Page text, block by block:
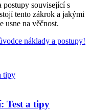
postupy související s
tento zákrok a jakými
usne na věčnost.
náklady a postupy!
Test a tipy